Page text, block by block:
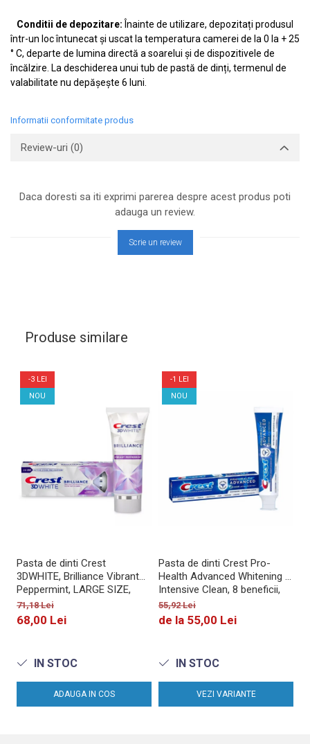
Conditii de depozitare: Înainte de utilizare, depozitați produsul
într-un loc întunecat și uscat la temperatura camerei de la 0 la + 25
° C, departe de lumina directă a soarelui și de dispozitivele de
încălzire. La deschiderea unui tub de pastă de dinți, termenul de
valabilitate nu depășește 6 luni.
Informatii conformitate produs
Review-uri (0)
Daca doresti sa iti exprimi parerea despre acest produs poti
adauga un review.
Scrie un review
Produse similare
-3 LEI
NOU
Pasta de dinti Crest
3DWHITE, Brilliance Vibrant
Peppermint, LARGE SIZE,
fara gluten, 130g
71,18 Lei
68,00 Lei
IN STOC
ADAUGA IN COS
-1 LEI
NOU
Pasta de dinti Crest Pro-
Health Advanced Whitening +
Intensive Clean, 8 beneficii,
164g
55,92 Lei
de la 55,00 Lei
IN STOC
VEZI VARIANTE